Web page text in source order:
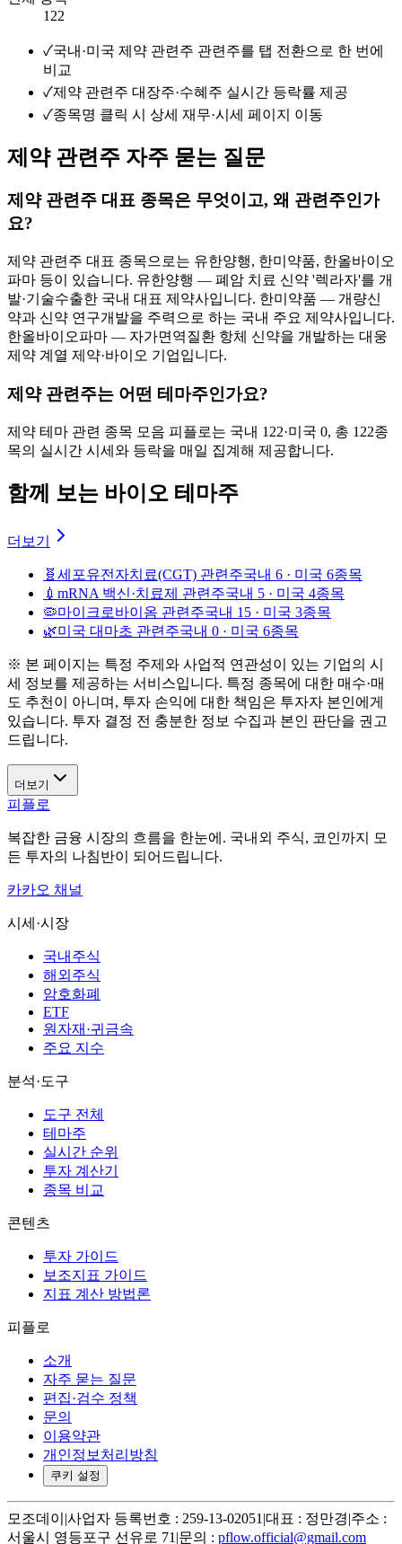
122
✓국내·미국 제약 관련주 관련주를 탭 전환으로 한 번에
비교
✓제약 관련주 대장주·수혜주 실시간 등락률 제공
✓종목명 클릭 시 상세 재무·시세 페이지 이동
제약 관련주 자주 묻는 질문
제약 관련주 대표 종목은 무엇이고, 왜 관련주인가
요?
제약 관련주 대표 종목으로는 유한양행, 한미약품, 한올바이오
파마 등이 있습니다. 유한양행 — 폐암 치료 신약 '렉라자'를 개
발·기술수출한 국내 대표 제약사입니다. 한미약품 — 개량신
약과 신약 연구개발을 주력으로 하는 국내 주요 제약사입니다.
한올바이오파마 — 자가면역질환 항체 신약을 개발하는 대웅
제약 계열 제약·바이오 기업입니다.
제약 관련주는 어떤 테마주인가요?
제약 테마 관련 종목 모음 피플로는 국내 122·미국 0, 총 122종
목의 실시간 시세와 등락을 매일 집계해 제공합니다.
함께 보는 바이오 테마주
더보기
🧬 세포유전자치료(CGT) 관련주국내 6 · 미국 6종목
💉 mRNA 백신·치료제 관련주국내 5 · 미국 4종목
🦠마이크로바이옴 관련주국내 15 · 미국 3종목
🌿미국 대마초 관련주국내 0 · 미국 6종목
※ 본 페이지는 특정 주제와 사업적 연관성이 있는 기업의 시
세 정보를 제공하는 서비스입니다. 특정 종목에 대한 매수·매
도 추천이 아니며, 투자 손익에 대한 책임은 투자자 본인에게
있습니다. 투자 결정 전 충분한 정보 수집과 본인 판단을 권고
드립니다.
더보기
피플로
복잡한 금융 시장의 흐름을 한눈에. 국내외 주식, 코인까지 모
든 투자의 나침반이 되어드립니다.
카카오 채널
시세·시장
국내주식
해외주식
암호화폐
ETF
원자재·귀금속
주요 지수
분석·도구
도구 전체
테마주
실시간 순위
투자 계산기
종목 비교
콘텐츠
투자 가이드
보조지표 가이드
지표 계산 방법론
피플로
소개
자주 묻는 질문
편집·검수 정책
문의
이용약관
개인정보처리방침
쿠키 설정
모조데이 |사업자 등록번호 : 259-13-02051|대표 : 정만경|주소 :
서울시 영등포구 선유로 71|문의 : pflow.official@gmail.com